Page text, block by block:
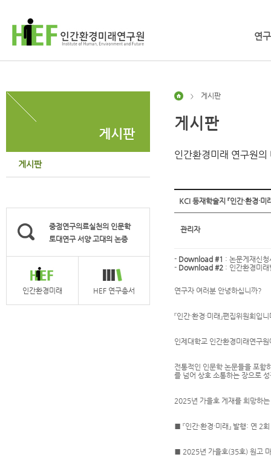
연
게시판
게시판
중점연구의료실천의 인문학
토대연구 서양 고대의 논증
인간환경미래 HEF 연구총서
> 게시판
게시판
인간환경미래 연구원
KCI 등재학술지 『인간·환경·
관리자
- Download #1 : 논문게재신
- Download #2 : 인간환경미
연구자 여러분 안녕하십니까?
『인간·환경·미래』편집위원회입
인제대학교 인간환경미래연구
전통적인 인문학 논문들을 포함
를 넘어 상호 소통하는 장으로
2025년 가을호 게재를 희망하
■ 『인간·환경·미래』 발행: 연
■ 2025년 가을호(35호) 원고